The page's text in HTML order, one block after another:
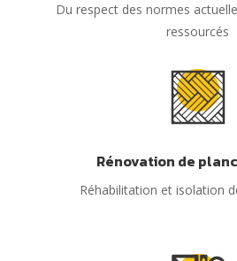
Du respect des normes
ressourcés
Rénovation de
Réhabilitation et isolation